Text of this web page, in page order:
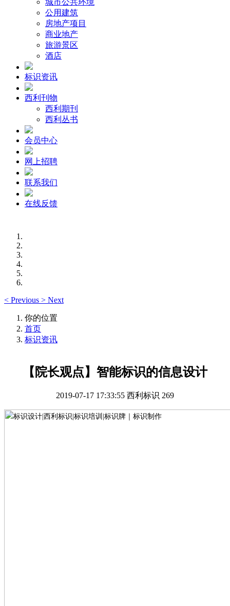
城市公共环境
公用建筑
房地产项目
商业地产
旅游景区
酒店
标识资讯
西利刊物
西利期刊
西利丛书
会员中心
网上招聘
联系我们
在线反馈
< Previous > Next
你的位置
首页
标识资讯
【院长观点】智能标识的信息设计
2019-07-17 17:33:55 西利标识 269